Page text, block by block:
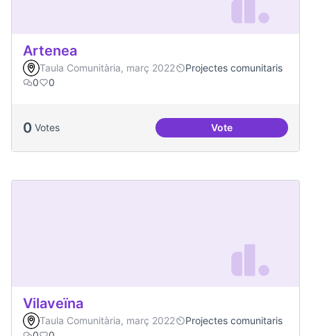
Artenea
Taula Comunitària, març 2022
Projectes comunitaris
0
0
0 Votes VoteArtenea
Vilaveïna
Taula Comunitària, març 2022
Projectes comunitaris